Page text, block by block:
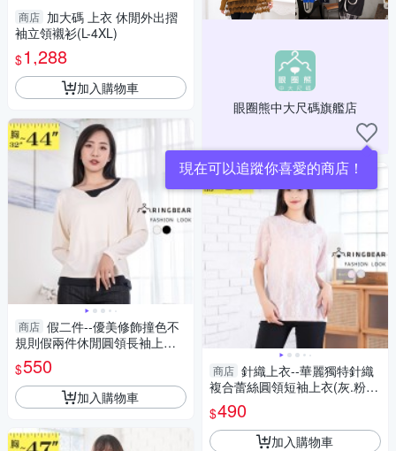
商店 加大碼 上衣 休閒外出摺
袖立領襯衫(L-4XL)
$1,288
加入購物車
商店 假二件--優美修飾撞色不
規則假兩件休閒圓領長袖上衣
(黑.米M-2L)-X526眼圈熊中大
尺碼
$550
加入購物車
眼圈熊中大尺碼旗艦店
商店 針織上衣--華麗獨特針織
複合蕾絲圓領短袖上衣(灰.粉L-
3L)-U841眼圈熊中大尺碼
$490
加入購物車